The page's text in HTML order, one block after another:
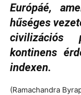
Európáé,
hűséges
civilizációs
kontinens
indexen.
(Ramachandra